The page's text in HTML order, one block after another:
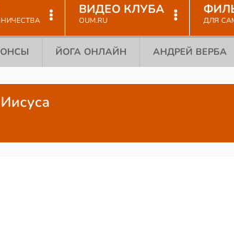
ВИДЕО КЛУБА
OUM.RU ДЛЯ
ЙОГА ОНЛАЙН АНДРЕЙ ВЕРБА